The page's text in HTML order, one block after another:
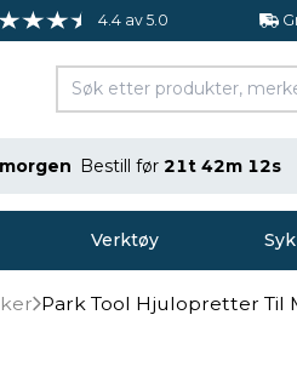
4.4 av 5.0
Bestill før21t 42m 11s
Verktøy
Park Tool Hjulopretter Til